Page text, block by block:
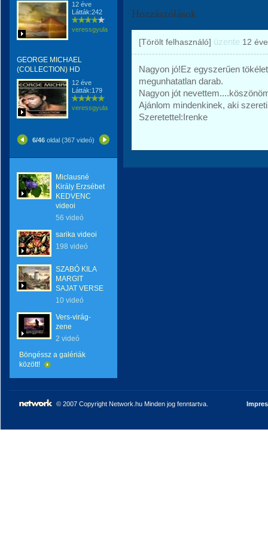
12 éve
Látták:242
veressgyula
GEORGE MICHAEL
(COLLECTION) HD
12 éve
Látták:179
veressgyula
6/46 oldal (367 videó)
Miclausné
Király Erzsébet
KEDVENC
videoi
56 videó
sarika videoi
198 videó
SZABÓ KILA
MARGIT
SAJAT VERSE
10 videó
Vers-virág-
zene
2 videó
Böngéssz a galériák
között!
Hozzászólások
[Törölt felhasználó] üzente 12 éve
Nagyon jó!Ez egyszerűen
megunhatatlan darab.
Nagyon jót
Ajánlom mindenkinek, aki
Szeretettel:Irenke
© 2007 Copyright Network.hu Minden jog fenntartva.